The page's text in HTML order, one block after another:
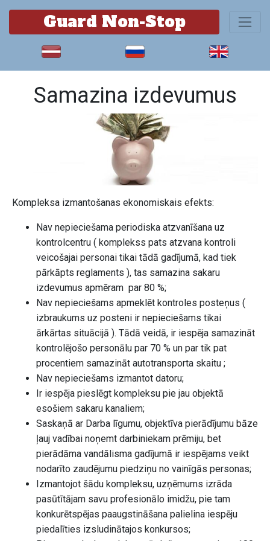
Guard Non-Stop
Samazina izdevumus
Kompleksa izmantošanas ekonomiskais efekts:
Nav nepieciešama periodiska atzvanīšana uz
kontrolcentru ( komplekss pats atzvana kontroli
veicošajai personai tikai tādā gadījumā, kad tiek
pārkāpts reglaments ), tas samazina sakaru
izdevumus apmēram par 80 %;
Nav nepieciešams apmeklēt kontroles posteņus (
izbraukums uz posteni ir nepieciešams tikai
ārkārtas situācijā ). Tādā veidā, ir iespēja samazināt
kontrolējošo personālu par 70 % un par tik pat
procentiem samazināt autotransporta skaitu ;
Nav nepieciešams izmantot datoru;
Ir iespēja pieslēgt kompleksu pie jau objektā
esošiem sakaru kanaliem;
Saskaņā ar Darba līgumu, objektīva pierādījumu bāze
ļauj vadībai noņemt darbiniekam prēmiju, bet
pierādāma vandālisma gadījumā ir iespējams veikt
nodarīto zaudējumu piedziņu no vainīgās personas;
Izmantojot šādu kompleksu, uzņēmums izrāda
pasūtītājam savu profesionālo imidžu, pie tam
konkurētspējas paaugstināšana palielina iespēju
piedalīties izsludinātajos konkursos;